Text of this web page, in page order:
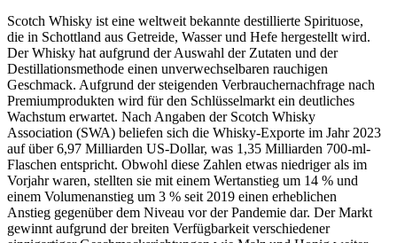
Scotch Whisky ist eine weltweit bekannte destillierte Spirituose,
die in Schottland aus Getreide, Wasser und Hefe hergestellt wird.
Der Whisky hat aufgrund der Auswahl der Zutaten und der
Destillationsmethode einen unverwechselbaren rauchigen
Geschmack. Aufgrund der steigenden Verbrauchernachfrage nach
Premiumprodukten wird für den Schlüsselmarkt ein deutliches
Wachstum erwartet. Nach Angaben der Scotch Whisky
Association (SWA) beliefen sich die Whisky-Exporte im Jahr 2023
auf über 6,97 Milliarden US-Dollar, was 1,35 Milliarden 700-ml-
Flaschen entspricht. Obwohl diese Zahlen etwas niedriger als im
Vorjahr waren, stellten sie mit einem Wertanstieg um 14 % und
einem Volumenanstieg um 3 % seit 2019 einen erheblichen
Anstieg gegenüber dem Niveau vor der Pandemie dar. Der Markt
gewinnt aufgrund der breiten Verfügbarkeit verschiedener